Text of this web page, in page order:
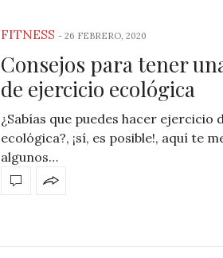
FITNESS - 26 FEBRERO, 2020
Consejos para tener
de ejercicio ecológica
¿Sabías que puedes hacer ejercicio
ecológica?, ¡sí, es posible!, aquí te
algunos…